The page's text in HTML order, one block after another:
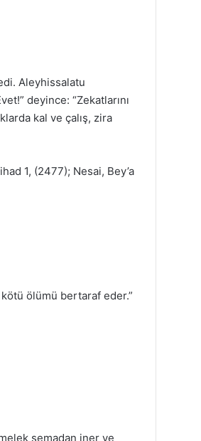
Aleyhissalatu
deyince: “Zekatlarını
kal ve çalış, zira
1, (2477); Nesai, Bey’a
ölümü bertaraf eder.”
semadan iner ve